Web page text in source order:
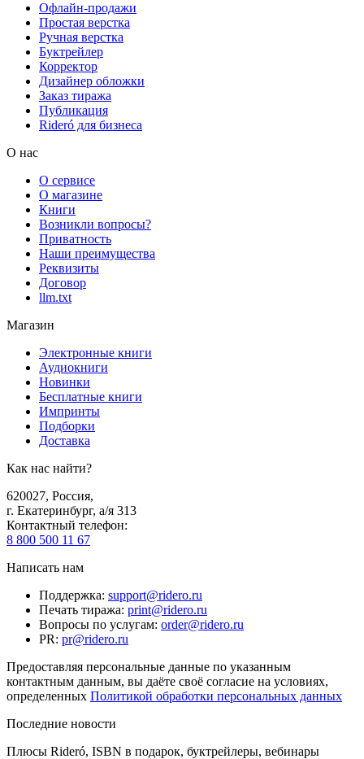
Офлайн-продажи
Простая верстка
Ручная верстка
Буктрейлер
Корректор
Дизайнер обложки
Заказ тиража
Публикация
Rideró для бизнеса
О нас
О сервисе
О магазине
Книги
Возникли вопросы?
Приватность
Наши преимущества
Реквизиты
Договор
llm.txt
Магазин
Электронные книги
Аудиокниги
Новинки
Бесплатные книги
Импринты
Подборки
Доставка
Как нас найти?
620027, Россия,
г. Екатеринбург, а/я 313
Контактный телефон:
8 800 500 11 67
Написать нам
Поддержка: support@ridero.ru
Печать тиража: print@ridero.ru
Вопросы по услугам: order@ridero.ru
PR: pr@ridero.ru
Предоставляя персональные данные по указанным
контактным данным, вы даёте своё согласие на условиях,
определенных Политикой обработки персональных данных
Последние новости
Плюсы Rideró, ISBN в подарок, буктрейлеры, вебинары